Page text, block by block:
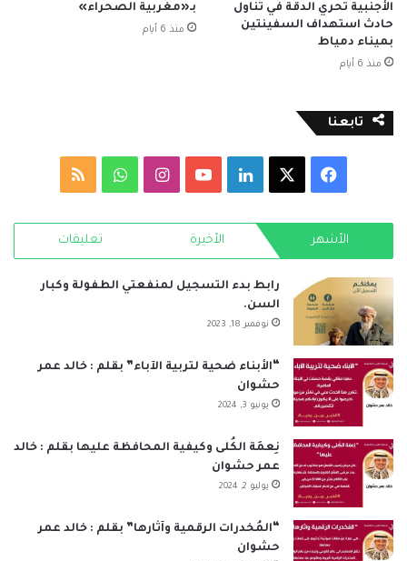
الأجنبية تحري الدقة في تناول
حادث استهداف السفينتين
بميناء دمياط
منذ 6 أيام
بـ«مغربية الصحراء»
منذ 6 أيام
تابعنا
فيسبوك لينكدإن‫YouTubeانستقرامواتسابملخص
RSS الأشهر الأخيرة تعليقات
رابط بدء التسجيل لمنفعتي الطفولة وكبار
السن.
نوفمبر 18, 2023
“الأبناء ضحية لتربية الآباء” بقلم : خالد عمر
حشوان
يونيو 3, 2024
نِعمَة الكُلى وكيفية المحافظة عليها بقلم : خالد
عمر حشوان
يوليو 2, 2024
“المُخدرات الرقمية وآثارها” بقلم : خالد عمر
حشوان